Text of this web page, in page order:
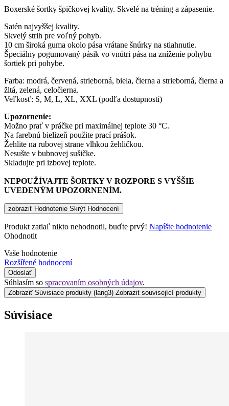
Boxerské šortky špičkovej kvality. Skvelé na tréning a zápasenie.
Satén najvyššej kvality.
Skvelý strih pre voľný pohyb.
10 cm široká guma okolo pása vrátane šnúrky na stiahnutie.
Špeciálny pogumovaný pásik vo vnútri pása na zníženie pohybu
šortiek pri pohybe.
Farba: modrá, červená, strieborná, biela, čierna a strieborná, čierna a
žltá, zelená, celočierna.
Veľkosť: S, M, L, XL, XXL (podľa dostupnosti)
Upozornenie:
Možno prať v práčke pri maximálnej teplote 30 °C.
Na farebnú bielizeň použite prací prášok.
Žehlite na rubovej strane vlhkou žehličkou.
Nesušte v bubnovej sušičke.
Skladujte pri izbovej teplote.
NEPOUŽÍVAJTE ŠORTKY V ROZPORE S VYŠŠIE
UVEDENÝM UPOZORNENÍM.
zobraziť Hodnotenie Skrýt Hodnocení
Produkt zatiaľ nikto nehodnotil, buďte prvý! Napíšte hodnotenie
Ohodnotit
Vaše hodnotenie
Rozšířené hodnocení
Odoslať
Súhlasím so spracovaním osobných údajov.
Zobraziť Súvisiace produkty (lang3) Zobrazit související produkty
Súvisiace